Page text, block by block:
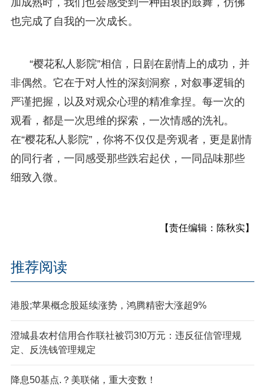
也完成了自我的一次成长。
“樱花私人影院”相信，日剧在剧情上的成功，并
非偶然。它在于对人性的深刻洞察，对叙事逻辑的
严谨把握，以及对观众心理的精准拿捏。每一次的
观看，都是一次思维的探索，一次情感的洗礼。
在“樱花私人影院”，你将不仅仅是旁观者，更是剧情
的同行者，一同感受那些跌宕起伏，一同品味那些
细致入微。
【责任编辑：陈秋实】
推荐阅读
港股;苹果概念股延续涨势，鸿腾精密大涨超9%
澄城县农村信用合作联社被罚3!0万元：违反征信管理规
定、反洗钱管理规定
降息50基点.？美联储，重大变数！